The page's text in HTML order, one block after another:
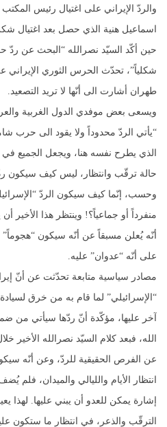
والردّ الإيراني على اغتيال رئيس
اسماعيل هنية الذي حصل بعد اغتيال
حين أكّد السيّد نصرالله “البحث عن
شكلياً”، تحدّث الحرس الثوري
طهران أشارت الى أنّها لا تريد التصعيد.
ويسعى بعض موفدي الدول الغربية
“يأتي الردّ محدوداً ولا يقود الى حرب
الذي يطرح نفسه هنا، ويجعل الجميع في
حالة ترقّب وانتظار، ليس كيف سيكون
وحسب، إنّما كيف سيكون الردّ
أنّه يُعلن مسبقاً عن أنّه سيكون “هجوماً”
على أنّه “عدوان” عليه.
مصادر سياسية متابعة تحدّثت عن أنّ
“الإسرائيلي” لما قام به من خرق لسيادة
آخر عليها، مؤكّدة أنّ ردّها سيأتي من
الله، فبعد كلام السيّد نصرالله الأخير
عن الفرص الحقيقية للردّ، وعن أنّه
انتظار الأيام والليالي والميدان،
إشارة يمكن للعدو أن يبني عليها. لهذا
الترقّب والذعر، في انتظار ما ستكون